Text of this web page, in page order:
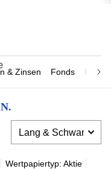
& Zinsen Fonds
Wertpapiertyp: Aktie